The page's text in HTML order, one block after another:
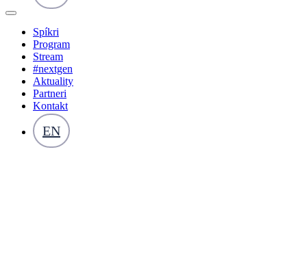
Spíkri
Program
Stream
#nextgen
Aktuality
Partneri
Kontakt
EN